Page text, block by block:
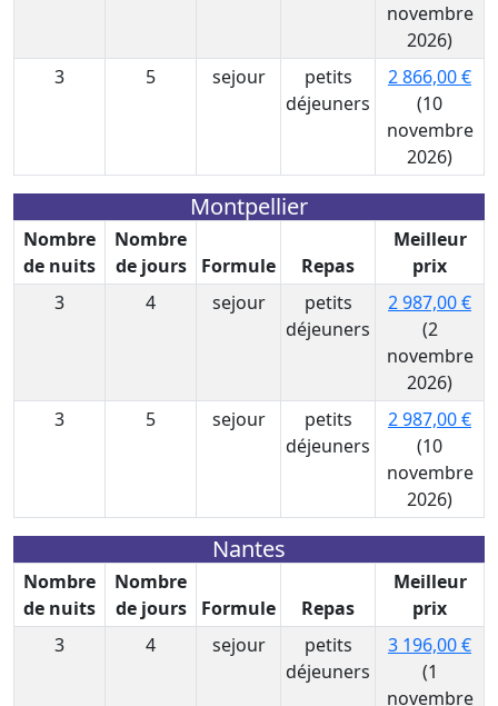
novembre
2026)
3
5 sejour
petits
déjeuners
2 866,00 €
(10
novembre
2026)
Montpellier
Nombre
de nuits
Nombre
de jours
Formule Repas
Meilleur
prix
3
4 sejour
petits
déjeuners
2 987,00 €
(2
novembre
2026)
3
5 sejour
petits
déjeuners
2 987,00 €
(10
novembre
2026)
Nantes
Nombre
de nuits
Nombre
de jours
Formule Repas
Meilleur
prix
3
4 sejour
petits
déjeuners
3 196,00 €
(1
novembre